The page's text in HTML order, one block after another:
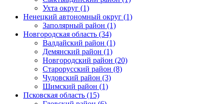
Ухта округ (1)
Ненецкий автономный округ (1)
Заполярный район (1)
Новгородская область (34)
Валдайский район (1)
Демянский район (1)
Новгородский район (20)
Старорусский район (8)
Чудовский район (3)
Шимский район (1)
Псковская область (15)